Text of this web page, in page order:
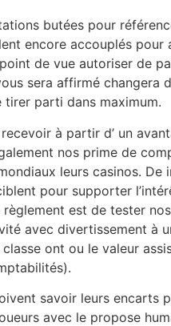
butées pour
encore accouplés pour
de vue autoriser de
sera affirmé changera
parti dans maximum.
à partir d’ un
nos prime de
leurs casinos. De
pour supporter
est de tester
avec divertissement à
ont ou le valeur
savoir leurs encarts
avec le propose